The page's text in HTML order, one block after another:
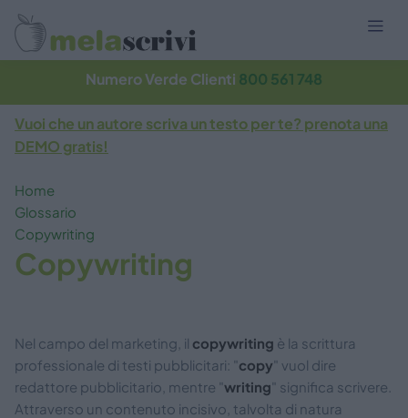
Numero Verde Clienti 800 561 748
Vuoi che un autore scriva un testo per te? prenota una
DEMO gratis!
Home
Glossario
Copywriting
Copywriting
Nel campo del marketing, il copywriting è la scrittura
professionale di testi pubblicitari: "copy" vuol dire
redattore pubblicitario, mentre "writing" significa scrivere.
Attraverso un contenuto incisivo, talvolta di natura